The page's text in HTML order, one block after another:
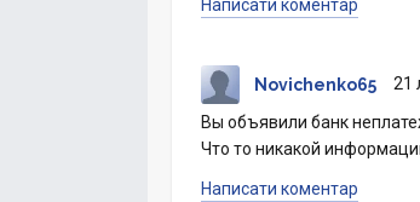
Написати коментар
Novichenko65
21
Вы объявили банк
Что то никакой
Написати коментар